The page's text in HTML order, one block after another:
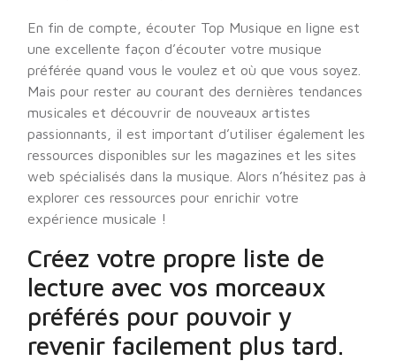
En fin de compte, écouter Top Musique en ligne est
une excellente façon d’écouter votre musique
préférée quand vous le voulez et où que vous soyez.
Mais pour rester au courant des dernières tendances
musicales et découvrir de nouveaux artistes
passionnants, il est important d’utiliser également les
ressources disponibles sur les magazines et les sites
web spécialisés dans la musique. Alors n’hésitez pas à
explorer ces ressources pour enrichir votre
expérience musicale !
Créez votre propre liste de
lecture avec vos morceaux
préférés pour pouvoir y
revenir facilement plus tard.